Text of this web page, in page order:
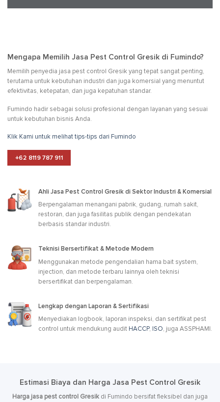
Mengapa Memilih Jasa Pest Control Gresik di Fumindo?
Memilih penyedia jasa pest control Gresik yang tepat sangat penting,
terutama untuk kebutuhan industri dan juga komersial yang menuntut
efektivitas, ketepatan, dan juga kepatuhan standar.
Fumindo hadir sebagai solusi profesional dengan layanan yang sesuai
untuk kebutuhan bisnis Anda.
Klik Kami untuk melihat tips-tips dari Fumindo
+62 8119 787 911
Ahli Jasa Pest Control Gresik di Sektor Industri & Komersial
Berpengalaman menangani pabrik, gudang, rumah sakit,
restoran, dan juga fasilitas publik dengan pendekatan
berbasis standar industri.
Teknisi Bersertifikat & Metode Modern
Menggunakan metode pengendalian hama bait system,
injection, dan metode terbaru lainnya oleh teknisi
bersertifikat dan berpengalaman.
Lengkap dengan Laporan & Sertifikasi
Menyediakan logbook, laporan inspeksi, dan sertifikat pest
control untuk mendukung audit HACCP, ISO, juga ASSPHAMI.
Estimasi Biaya dan Harga Jasa Pest Control Gresik
Harga jasa pest control Gresik di Fumindo bersifat fleksibel dan juga